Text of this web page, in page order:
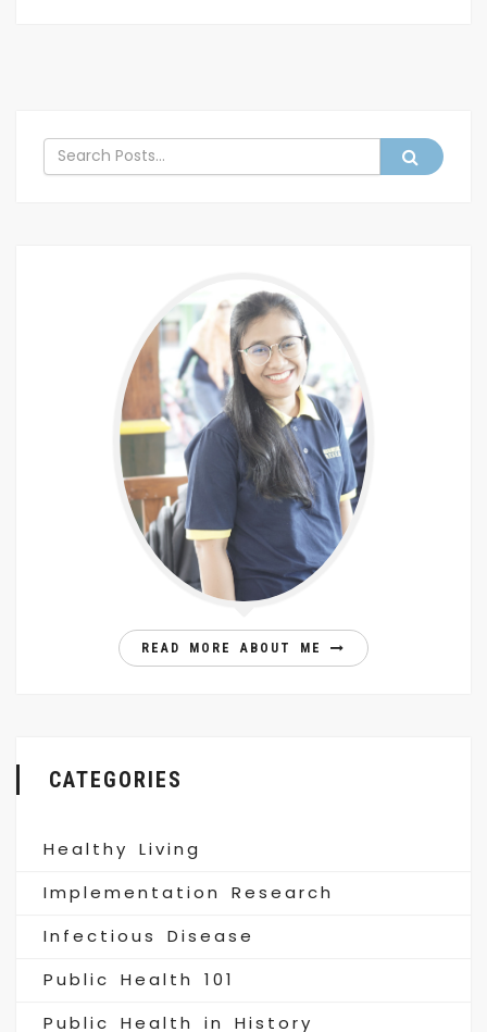
READ MORE ABOUT ME
CATEGORIES
Healthy Living
Implementation Research
Infectious Disease
Public Health 101
Public Health in History